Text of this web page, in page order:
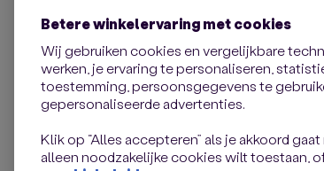
Betere winkelervaring met cookies
Wij gebruiken cookies en vergelijkbare
werken, je ervaring te personaliseren,
toestemming, persoonsgegevens te
gepersonaliseerde advertenties.
Klik op “Alles accepteren” als je akkoord
alleen noodzakelijke cookies wilt toestaan,